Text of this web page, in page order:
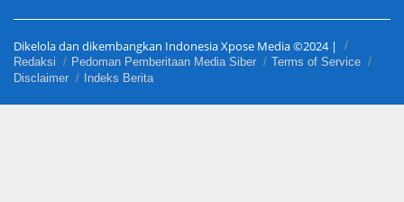
Dikelola dan dikembangkan Indonesia Xpose Media ©2024 |
Redaksi Pedoman Pemberitaan Media Siber
Terms of Service
Disclaimer
Indeks Berita